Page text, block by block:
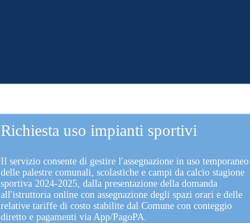
Richiesta uso impianti sportivi
Il servizio consente di gestire l'assegnazione in uso temporaneo
delle palestre comunali, scolastiche e campi da calcio stagione
sportiva 2024-2025, dalla presentazione della domanda
all'istruttoria online con assegnazione degli spazi orari e delle
relative tariffe di costo stabilite dal Comune con conteggio
diretto e pagamenti via App/PagoPA.